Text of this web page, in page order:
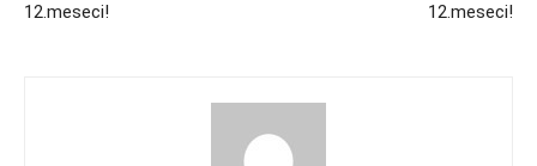
12.meseci!
12.meseci!